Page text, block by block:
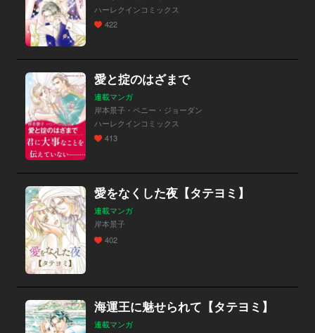
ハーレクインコミックス
422
愛と掟のはざまで
連載マンガ
岸本景子・ペニー・ジョーダン
ハーレクインコミックス
413
愛をなくした夜【タテヨミ】
連載マンガ
岸本景子
402
海運王に魅せられて【タテヨミ】
連載マンガ